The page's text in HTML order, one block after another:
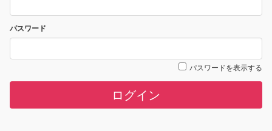
パスワード
パスワードを表示する
ログイン